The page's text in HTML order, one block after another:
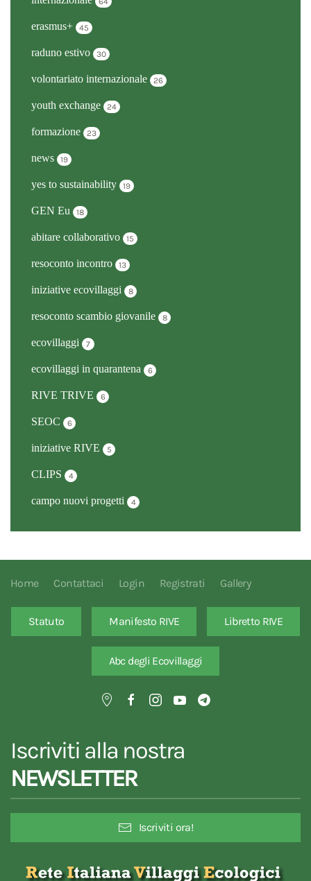
erasmus+ 45
raduno estivo 30
volontariato internazionale 26
youth exchange 24
formazione 23
news 19
yes to sustainability 19
GEN Eu 18
abitare collaborativo 15
resoconto incontro 13
iniziative ecovillaggi 8
resoconto scambio giovanile 8
ecovillaggi 7
ecovillaggi in quarantena 6
RIVE TRIVE 6
SEOC 6
iniziative RIVE 5
CLIPS 4
campo nuovi progetti 4
Home Contattaci Login Registrati Gallery
Statuto Manifesto RIVE Libretto RIVE
Abc degli Ecovillaggi
Iscriviti alla nostra
NEWSLETTER
Iscriviti ora!